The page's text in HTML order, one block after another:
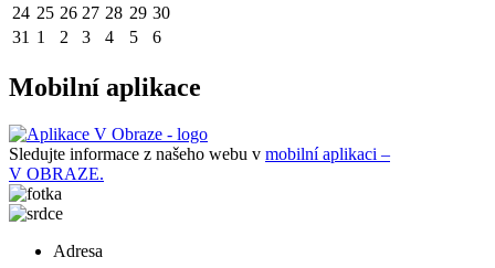
24 25 26 27 28 29 30
31 1 2 3 4 5 6
Mobilní aplikace
Sledujte informace z našeho webu v mobilní aplikaci –
V OBRAZE.
Adresa